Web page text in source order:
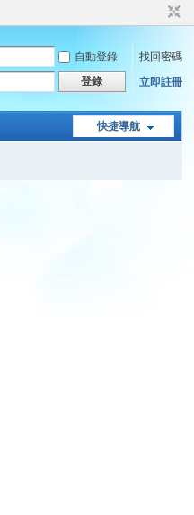
自動登錄
找回密碼
登錄 立即註冊
快捷導航